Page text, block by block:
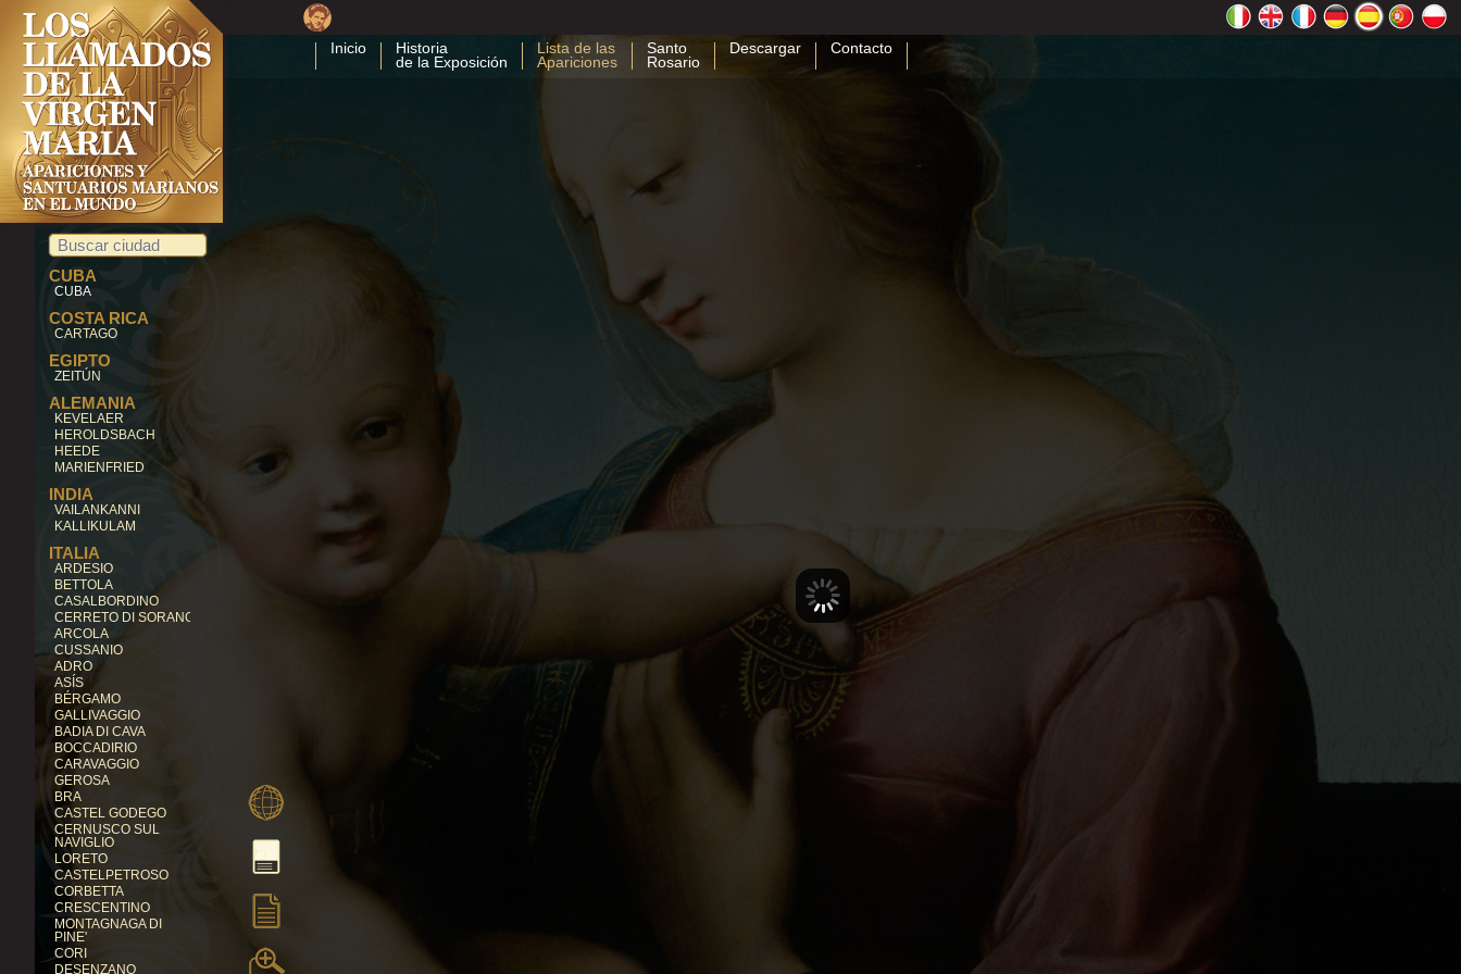
Inicio
Historia
de la Exposición
Lista de las
Apariciones
Santo
Rosario
Descargar Contacto
LA PRENESSAYE
LE PUY EN VELAY
ORNANS
LOURDES
PELLEVOISIN
PONTMAIN
PLANTEES
TROIS-EPIS
CHILE
ANDACOLLO
CHINA
DONG LU
COREA DEL SUR
NAMYANG
CUBA
CUBA
COSTA RICA
CARTAGO
EGIPTO
ZEITÚN
ALEMANIA
KEVELAER
HEROLDSBACH
HEEDE
MARIENFRIED
INDIA
VAILANKANNI
KALLIKULAM
ITALIA
ARDESIO
BETTOLA
CASALBORDINO
CERRETO DI SORANO
ARCOLA
CUSSANIO
ADRO
ASÍS
BÉRGAMO
GALLIVAGGIO
BADIA DI CAVA
BOCCADIRIO
CARAVAGGIO
GEROSA
BRA
CASTEL GODEGO
CERNUSCO SUL
NAVIGLIO
LORETO
CASTELPETROSO
CORBETTA
CRESCENTINO
MONTAGNAGA DI
PINE'
CORI
DESENZANO